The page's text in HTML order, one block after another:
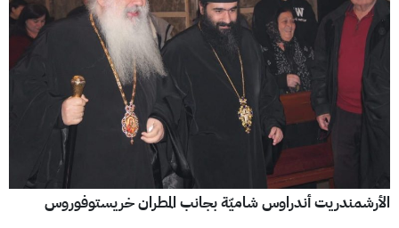
الأرشمندريت أندراوس شاميّة بجانب المطران خريستوفوروس